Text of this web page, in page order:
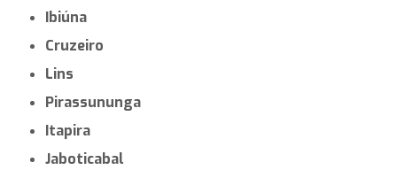
Ibiúna
Cruzeiro
Lins
Pirassununga
Itapira
Jaboticabal